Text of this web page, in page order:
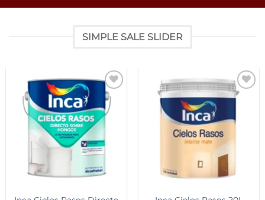
SIMPLE SALE SLIDER
Add to
wishlist
Add to